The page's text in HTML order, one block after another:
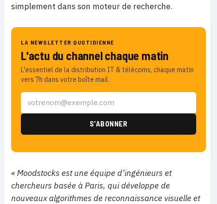
simplement dans son moteur de recherche.
LA NEWSLETTER QUOTIDIENNE
L'actu du channel chaque matin
L'essentiel de la distribution IT & télécoms, chaque matin
vers 7h dans votre boîte mail.
« Moodstocks est une équipe d’ingénieurs et
chercheurs basée à Paris, qui développe de
nouveaux algorithmes de reconnaissance visuelle et